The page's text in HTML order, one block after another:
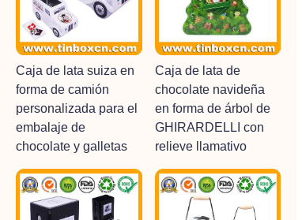
Caja de lata suiza en
forma de camión
personalizada para el
embalaje de
chocolate y galletas
Caja de lata de
chocolate navideña
en forma de árbol de
GHIRARDELLI con
relieve llamativo